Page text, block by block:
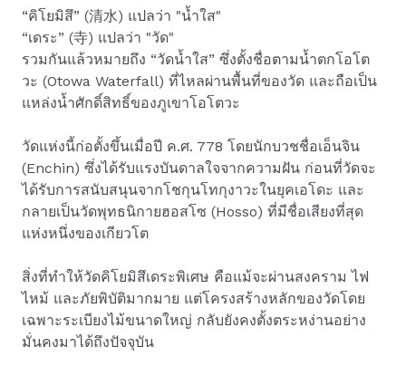
“คิโยมิสึ” (清水) แปลว่า "น้ำใส"
“เดระ” (寺) แปลว่า "วัด"
รวมกันแล้วหมายถึง “วัดน้ำใส” ซึ่งตั้งชื่อตามน้ำตกโอโต
วะ (Otowa Waterfall) ที่ไหลผ่านพื้นที่ของวัด และถือเป็น
แหล่งน้ำศักดิ์สิทธิ์ของภูเขาโอโตวะ
วัดแห่งนี้ก่อตั้งขึ้นเมื่อปี ค.ศ. 778 โดยนักบวชชื่อเอ็นจิน
(Enchin) ซึ่งได้รับแรงบันดาลใจจากความฝัน ก่อนที่วัดจะ
ได้รับการสนับสนุนจากโชกุนโทกุงาวะในยุคเอโดะ และ
กลายเป็นวัดพุทธนิกายฮอสโซ (Hosso) ที่มีชื่อเสียงที่สุด
แห่งหนึ่งของเกียวโต
สิ่งที่ทำให้วัดคิโยมิสึเดระพิเศษ คือแม้จะผ่านสงคราม ไฟ
ไหม้ และภัยพิบัติมากมาย แต่โครงสร้างหลักของวัดโดย
เฉพาะระเบียงไม้ขนาดใหญ่ กลับยังคงตั้งตระหง่านอย่าง
มั่นคงมาได้ถึงปัจจุบัน